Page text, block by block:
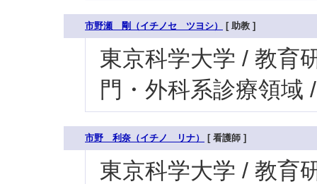
市野瀬 剛（イチノセ ツヨシ） [ 助教 ]
東京科学大学 / 教育
門・外科系診療領域
市野 利奈（イチノ リナ） [ 看護師 ]
東京科学大学 / 教育